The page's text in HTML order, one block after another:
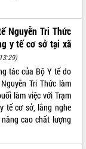
Nguyễn Tri Thức
y tế cơ sở tại xã
tác của Bộ Y tế do
Tri Thức làm
làm việc với Trạm
tế cơ sở, lắng nghe
cao chất lượng